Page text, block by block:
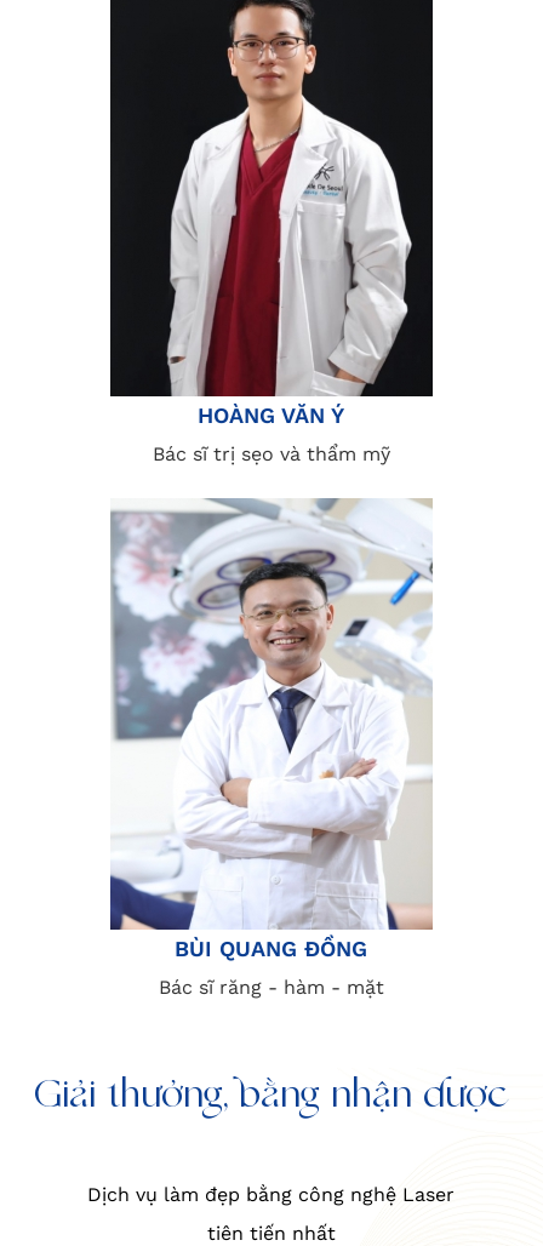
HOÀNG VĂN Ý
Bác sĩ trị sẹo và thẩm mỹ
BÙI QUANG ĐỒNG
Bác sĩ răng - hàm - mặt
Giải thưởng, bằng nhận được
Dịch vụ làm đẹp bằng công nghệ Laser
tiên tiến nhất